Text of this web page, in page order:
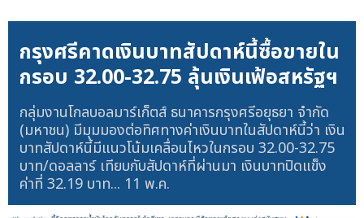
กรุงศรีคาดเงินบาทสัปดาห์นี้ซื้อขายใน
กรอบ 32.00-32.75 ลุ้นเงินเฟ้อสหรัฐฯ
กลุ่มงานโกลบอลมาร์เก็ตส์ ธนาคารกรุงศรีอยุธยา จำกัด
(มหาชน) มีมุมมองต่อทิศทางค่าเงินบาทในสัปดาห์นี้ว่า เงิน
บาทสัปดาห์นี้มีแนวโน้มเคลื่อนไหวในกรอบ 32.00-32.75
บาท/ดอลลาร์ เทียบกับสัปดาห์ที่ผ่านมา เงินบาทปิดแข็ง
ค่าที่ 32.19 บาท... 11 พ.ค.